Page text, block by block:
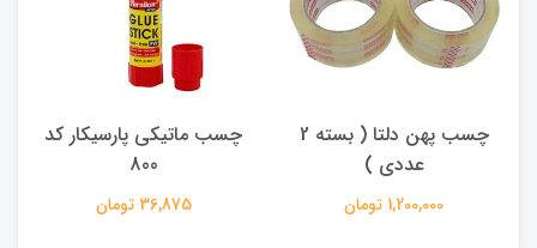
چسب پهن دلتا ( بسته 2
عددی )
1,200,000 تومان
چسب ماتیکی پارسیکار کد
800
36,875 تومان